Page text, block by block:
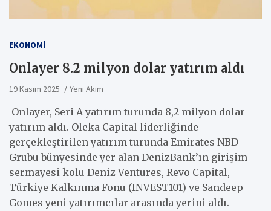
EKONOMI
Onlayer 8.2 milyon dolar yatırım aldı
19 Kasım 2025 Yeni Akım
Onlayer, Seri A yatırım turunda 8,2 milyon dolar
yatırım aldı. Oleka Capital liderliğinde
gerçekleştirilen yatırım turunda Emirates NBD
Grubu bünyesinde yer alan DenizBank’ın girişim
sermayesi kolu Deniz Ventures, Revo Capital,
Türkiye Kalkınma Fonu (INVEST101) ve Sandeep
Gomes yeni yatırımcılar arasında yerini aldı.